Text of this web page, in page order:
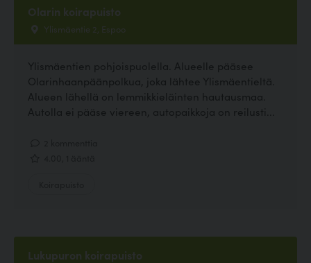
Olarin koirapuisto
Ylismäentie 2, Espoo
Ylismäentien pohjoispuolella. Alueelle pääsee
Olarinhaanpäänpolkua, joka lähtee Ylismäentieltä.
Alueen lähellä on lemmikkieläinten hautausmaa.
Autolla ei pääse viereen, autopaikkoja on reilusti...
Lukupuron koirapuisto